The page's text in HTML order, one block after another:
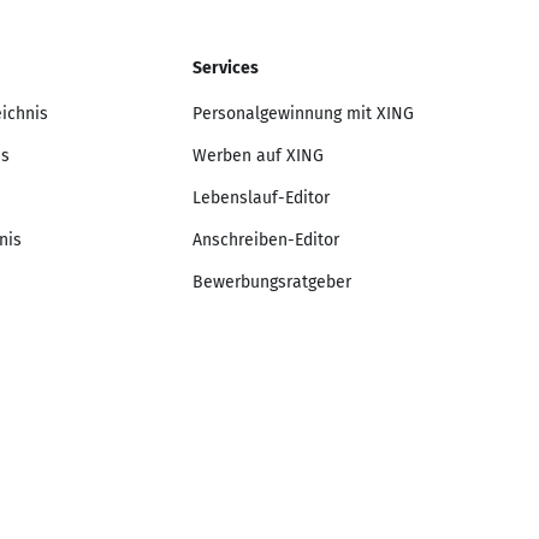
Services
Personalgewinnung mit XING
Werben auf XING
Lebenslauf-Editor
Anschreiben-Editor
Bewerbungsratgeber